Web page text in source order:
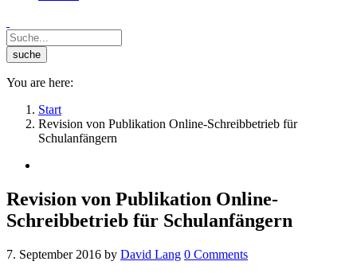
You are here:
Start
Revision von Publikation Online-Schreibbetrieb für
Schulanfängern
Revision von Publikation Online-
Schreibbetrieb für Schulanfängern
7. September 2016 by David Lang 0 Comments